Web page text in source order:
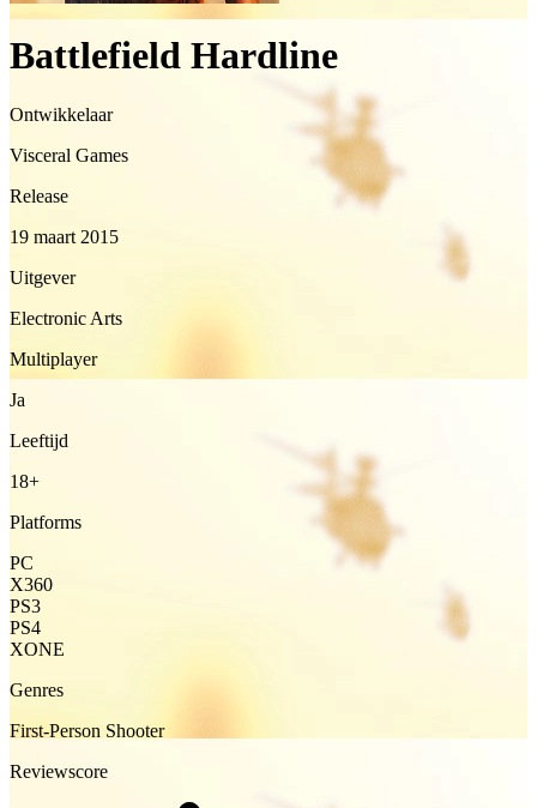
Battlefield Hardline
Ontwikkelaar
Visceral Games
Release
19 maart 2015
Uitgever
Electronic Arts
Multiplayer
Ja
Leeftijd
18+
Platforms
PC
X360
PS3
PS4
XONE
Genres
First-Person Shooter
Reviewscore